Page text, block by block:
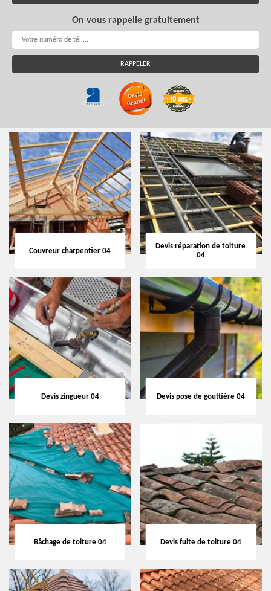
On vous rappelle gratuitement
Couvreur charpentier 04
Devis réparation de toiture
04
Devis zingueur 04 Devis pose de gouttière 04
Bâchage de toiture 04 Devis fuite de toiture 04